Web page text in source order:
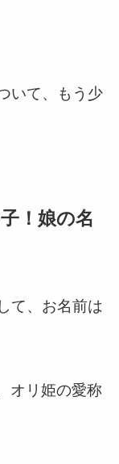
いて、もう少
！娘の名
て、お名前は
オリ姫の愛称